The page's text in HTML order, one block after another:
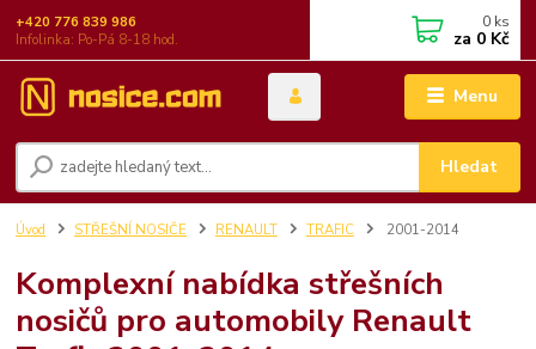
Menu
Hledat
+420 776 839 986
Infolinka: Po-Pá 8-18 hod.
0 ks
za 0 Kč
Úvod STŘEŠNÍ NOSIČE RENAULT TRAFIC 2001-2014
Komplexní nabídka střešních
nosičů pro automobily Renault